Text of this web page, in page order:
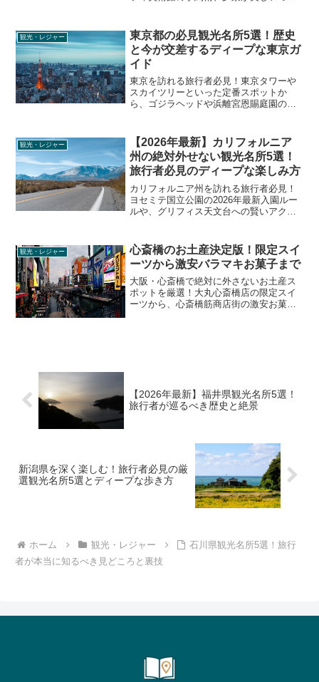
を徹底解説します。
観光・レジャー
東京都の必見観光名所5選！歴史
と今が交差するディープな東京ガ
イド
東京を訪れる旅行者必見！東京タワーや
スカイツリーといった定番スポットか
ら、ゴジラヘッドや浜離宮恩賜庭園の知
を徹底解説します。
観光・レジャー
【2026年最新】カリフォルニア
州の絶対外せない観光名所5選！
旅行者必見のディープな楽しみ方
カリフォルニア州を訪れる旅行者必見！
ヨセミテ国立公園の2026年最新入園ルー
ルや、グリフィス天文台への賢いアクセ
リアルな情報と裏技をプロのライターが
徹底解説します。
観光・レジャー
心斎橋のお土産決定版！限定スイ
ーツから激安バラマキお菓子まで
大阪・心斎橋で絶対に外さないお土産ス
ポットを厳選！大丸心斎橋店の限定スイ
ーツから、心斎橋筋商店街の激安お菓子
【2026年最新】福井県観光名所5選！
旅行者が巡るべき歴史と絶景
新潟県を深く楽しむ！旅行者必見の厳
選観光名所5選とディープな歩き方
ホーム 観光・レジャー
石川県観光名所5選！旅行
者が本当に知るべき見どころと裏技